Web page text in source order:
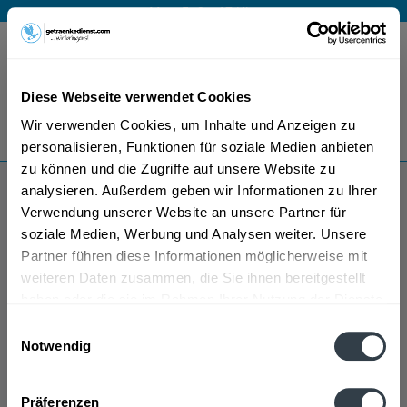
Diese Webseite verwendet Cookies
Wir verwenden Cookies, um Inhalte und Anzeigen zu
personalisieren, Funktionen für soziale Medien anbieten
zu können und die Zugriffe auf unsere Website zu
analysieren. Außerdem geben wir Informationen zu Ihrer
Verwendung unserer Website an unsere Partner für
soziale Medien, Werbung und Analysen weiter. Unsere
Partner führen diese Informationen möglicherweise mit
weiteren Daten zusammen, die Sie ihnen bereitgestellt
Notwendig
Präferenzen
Mo – Fr 9 – 17 Uhr
Menü
Bestellung widerrufen
Es gilt unsere Datenschutzerklärung
Glen Garioch Whisky
Glen Garioch Whisky wird in den folgenden Regionen,
Städten, Orten und Postleitzahl-Gebieten geliefert